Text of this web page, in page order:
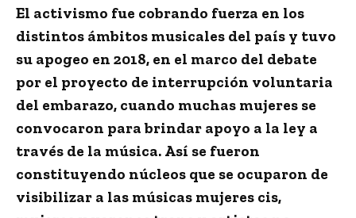
El activismo fue cobrando fuerza en los
distintos ámbitos musicales del país y tuvo
su apogeo en 2018, en el marco del debate
por el proyecto de interrupción voluntaria
del embarazo, cuando muchas mujeres se
convocaron para brindar apoyo a la ley a
través de la música. Así se fueron
constituyendo núcleos que se ocuparon de
visibilizar a las músicas mujeres cis,